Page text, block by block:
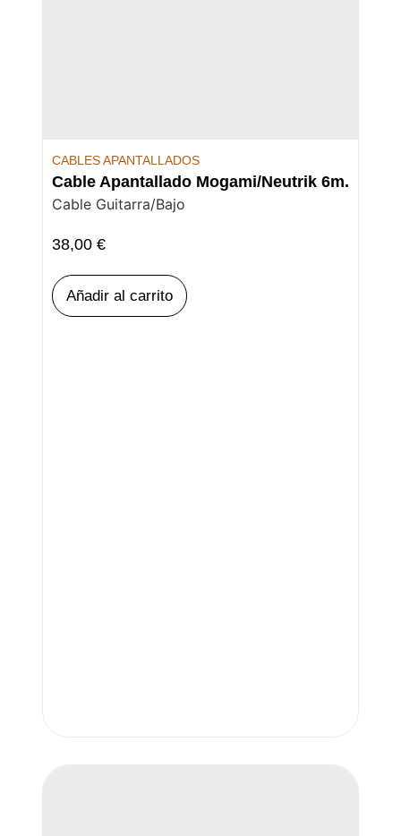
CABLES APANTALLADOS
Cable Apantallado Mogami/Neutrik 6m.
Cable Guitarra/Bajo
38,00 €
Añadir al carrito